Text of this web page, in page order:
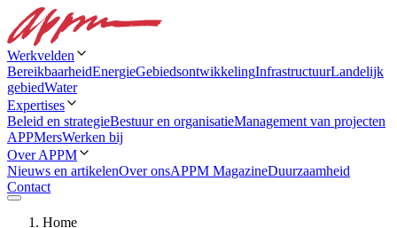
Werkvelden
BereikbaarheidEnergieGebiedsontwikkelingInfrastructuurLandelijk
gebiedWater
Expertises
Beleid en strategieBestuur en organisatieManagement van projecten
APPMersWerken bij
Over APPM
Nieuws en artikelenOver onsAPPM MagazineDuurzaamheid
Contact
Home